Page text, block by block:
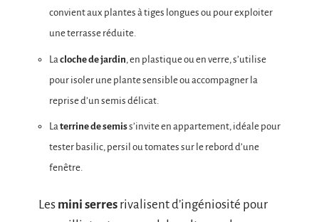
convient aux plantes à tiges longues ou pour exploiter
une terrasse réduite.
La cloche de jardin, en plastique ou en verre, s’utilise
pour isoler une plante sensible ou accompagner la
reprise d’un semis délicat.
Laterrine de semiss’invite en appartement, idéale pour
tester basilic, persil ou tomates sur le rebord d’une
fenêtre.
Les mini serres rivalisent d’ingéniosité pour